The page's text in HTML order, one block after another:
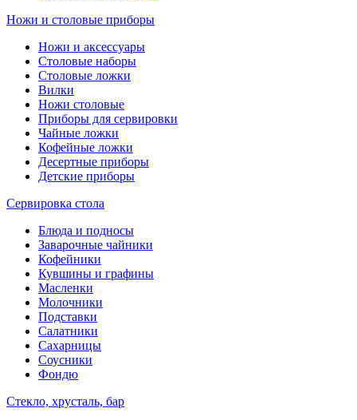
Ножи и столовые приборы
Ножи и аксессуары
Столовые наборы
Столовые ложки
Вилки
Ножи столовые
Приборы для сервировки
Чайные ложки
Кофейные ложки
Десертные приборы
Детские приборы
Сервировка стола
Блюда и подносы
Заварочные чайники
Кофейники
Кувшины и графины
Масленки
Молочники
Подставки
Салатники
Сахарницы
Соусники
Фондю
Стекло, хрусталь, бар